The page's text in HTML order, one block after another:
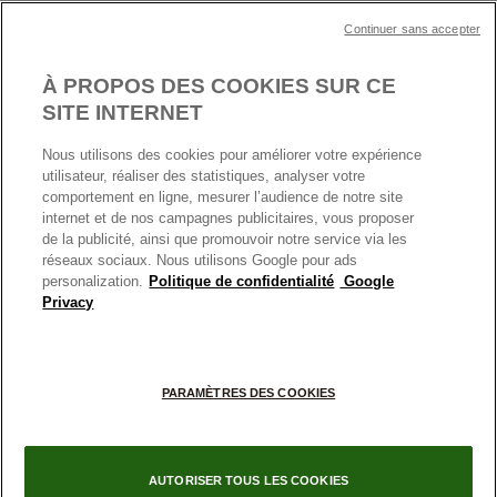
Plan du site
Politique des cookies
Politique de confidentialité
Conditions générales de vente
Conditions générales de vente Click & Collect
Plateforme ODR
Information sur le fabricant et l'importateur
Index égalité Femme/Homme
FRANCE
France
© TOUS DROITS RESERVES. 2026 Pandora
À PROPOS DES COOKIES SUR CE
SITE INTERNET
Nous utilisons des cookies pour améliorer votre expérience
utilisateur, réaliser des statistiques, analyser votre
comportement en ligne, mesurer l’audience de notre site
internet et de nos campagnes publicitaires, vous proposer
de la publicité, ainsi que promouvoir notre service via les
réseaux sociaux. Nous utilisons Google pour ads
personalization. Politique de confidentialité Google
Privacy
PARAMÈTRES DES COOKIES
AUTORISER TOUS LES COOKIES
Continuer sans accepter